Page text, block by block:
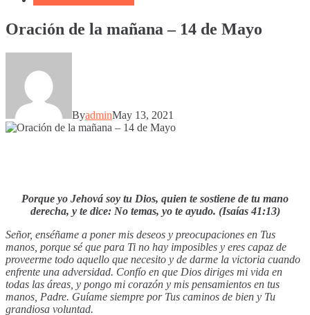
Oración de la mañana – 14 de Mayo
ByadminMay 13, 2021
Porque yo Jehová soy tu Dios, quien te sostiene de tu mano
derecha, y te dice: No temas, yo te ayudo. (Isaías 41:13)
Señor, enséñame a poner mis deseos y preocupaciones en Tus
manos, porque sé que para Ti no hay imposibles y eres capaz de
proveerme todo aquello que necesito y de darme la victoria cuando
enfrente una adversidad. Confío en que Dios diriges mi vida en
todas las áreas, y pongo mi corazón y mis pensamientos en tus
manos, Padre. Guíame siempre por Tus caminos de bien y Tu
grandiosa voluntad.